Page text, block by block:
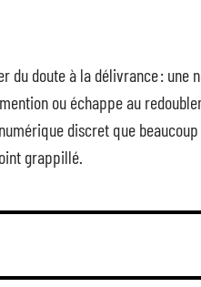
du doute à la délivrance : une
ou échappe au
discret que
grappillé.